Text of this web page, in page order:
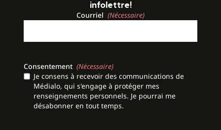
infolettre!
Courriel (Nécessaire)
Consentement (Nécessaire)
Je consens à recevoir des communications de
Médialo, qui s'engage à protéger mes
renseignements personnels. Je pourrai me
désabonner en tout temps.